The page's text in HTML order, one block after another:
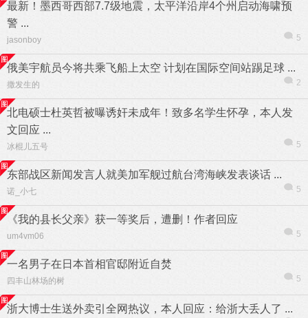
最新！墨西哥西部7.7级地震，太平洋沿岸4个州启动海啸预
警 ...
jasonboy 5
俄美宇航员今将共乘飞船上太空 计划在国际空间站踢足球 ...
撒发生的 2
北电硕士杜英哲被曝诱奸未成年！致多名学生怀孕，本人发
文回应 ...
冰棍儿五号 5
东部战区新闻发言人就美加军舰过航台湾海峡发表谈话 ...
诺_小七 5
《我的县长父亲》获一等奖后，遭删！作者回应
um4vm06 5
一名男子在日本首相官邸附近自焚
四丰山林场的树 5
浙大博士生送外卖引全网热议，本人回应：给浙大丢人了 ...